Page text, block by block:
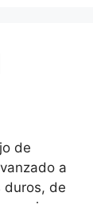
de
a
duros, de